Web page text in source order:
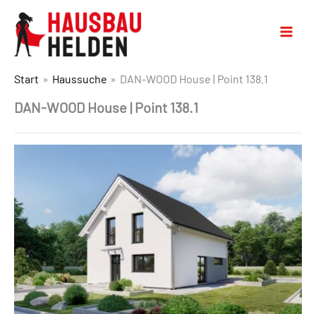
Start Haussuche DAN-WOOD House | Point 138.1
DAN-WOOD House | Point 138.1